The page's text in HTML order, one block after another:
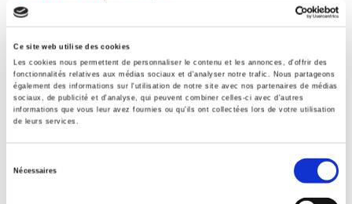
Ce site web utilise des cookies
Les cookies nous permettent de personnaliser le contenu et les annonces, d'offrir des
fonctionnalités relatives aux médias sociaux et d'analyser notre trafic. Nous partageons
également des informations sur l'utilisation de notre site avec nos partenaires de médias
sociaux, de publicité et d'analyse, qui peuvent combiner celles-ci avec d'autres
informations que vous leur avez fournies ou qu'ils ont collectées lors de votre utilisation
de leurs services.
Nécessaires
BISAC Subject Heading
POL000000 POLITICAL SCIENCE
BIC subject category (UK)
H Humanities > J Society & social sciences
Code publique Onix
06 Professionnel et académique